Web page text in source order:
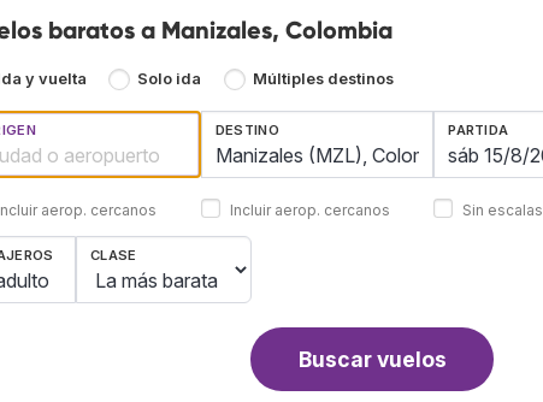
baratos a Manizales, Colombia
y vuelta Solo ida Múltiples destinos
aerop. cercanos
DESTINO
Incluir aerop. cercanos
PARTIDA
Sin escalas
CLASE
Buscar vuelos